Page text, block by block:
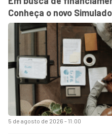
5 de agosto de 2026 - 11:00
Conheça o novo